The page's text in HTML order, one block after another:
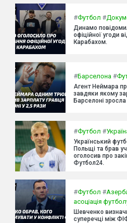
#Футбол #
Динамо
офіційної угоди
Карабахом.
#Барселона #
Агент Неймара
завдяки якому
Барселоні зросла
#Футбол #
Український
Польщі та брав
оголосив про
Футбол24.
#Футбол #
асоціація
Шевченко
суперечці між